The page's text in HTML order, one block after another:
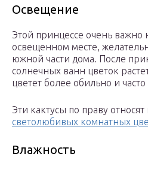
Освещение
Этой принцессе очень важно
освещенном месте,
южной части дома. После
солнечных ванн цветок
цветет более обильно и часто
Эти кактусы по праву
светолюбивых комнатных
Влажность